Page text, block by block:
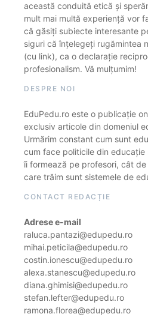
această conduită etică și
mult mai multă experiență vor
că găsiți subiecte interesante
siguri că înțelegeți rugămintea
(cu link), ca o declarație
profesionalism. Vă mulțumim!
DESPRE NOI
EduPedu.ro este o publicație
exclusiv articole din domeniul
Urmărim constant cum sunt
cum face politicile din educație
îi formează pe profesori, cât
care trăim sunt sistemele de
CONTACT REDACȚIE
Adrese e-mail
raluca.pantazi@edupedu.ro
mihai.peticila@edupedu.ro
costin.ionescu@edupedu.ro
alexa.stanescu@edupedu.ro
diana.ghimisi@edupedu.ro
stefan.lefter@edupedu.ro
ramona.florea@edupedu.ro